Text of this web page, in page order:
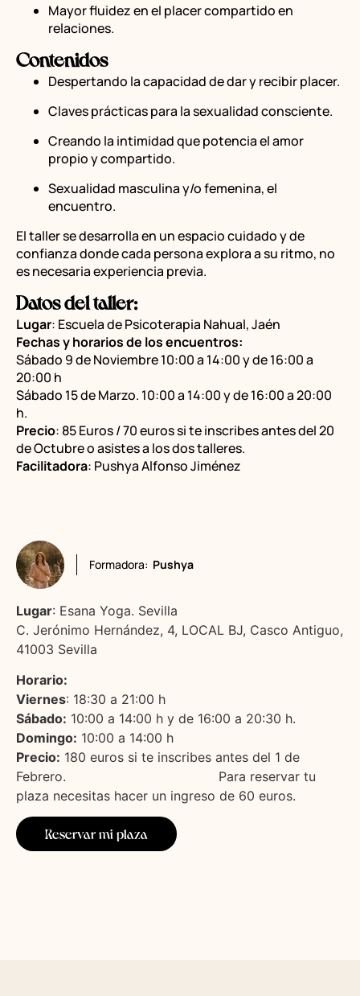
Formadora: Pushya
Lugar: Esana Yoga. Sevilla
C. Jerónimo Hernández, 4, LOCAL BJ, Casco Antiguo,
41003 Sevilla
Horario:
Viernes: 18:30 a 21:00 h
Sábado: 10:00 a 14:00 h y de 16:00 a 20:30 h.
Domingo: 10:00 a 14:00 h
Precio: 180 euros si te inscribes antes del 1 de
Febrero. Para reservar tu
plaza necesitas hacer un ingreso de 60 euros.
Reservar mi plaza
Mayor fluidez en el placer compartido en
relaciones.
Contenidos
Despertando la capacidad de dar y recibir placer.
Claves prácticas para la sexualidad consciente.
Creando la intimidad que potencia el amor
propio y compartido.
Sexualidad masculina y/o femenina, el
encuentro.
El taller se desarrolla en un espacio cuidado y de
confianza donde cada persona explora a su ritmo, no
es necesaria experiencia previa.
Datos del taller:
Lugar: Escuela de Psicoterapia Nahual, Jaén
Fechas y horarios de los encuentros:
Sábado 9 de Noviembre 10:00 a 14:00 y de 16:00 a
20:00 h
Sábado 15 de Marzo. 10:00 a 14:00 y de 16:00 a 20:00
h.
Precio: 85 Euros / 70 euros si te inscribes antes del 20
de Octubre o asistes a los dos talleres.
Facilitadora: Pushya Alfonso Jiménez